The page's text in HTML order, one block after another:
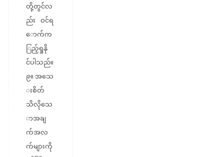
တို့တွင်လ
ည်း ဝင်ရ
ောက်က
ြည့်ရှုနို
င်ပါသည်။
၉။ အသေ
းစိတ်
သိလိုသေ
ာအချ
က်အလ
က်များကို